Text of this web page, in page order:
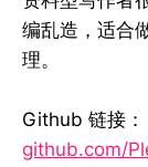
编乱造，适合
理。
Github 链接：
github.com/